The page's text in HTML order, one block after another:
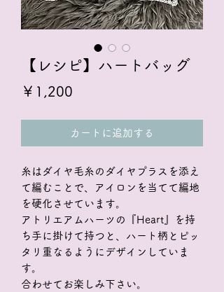
【レシピ】ハートバッグ
￥1,200
カートに追加する
糸はダイヤ毛糸のダイヤプラスを添え
て編むことで、アイロンを当てて編地
を硬化させています。
アトリエアムハーツの『Heart』を持
ち手に掛けて持つと、ハート柄とピッ
タリ重なるようにデザインしていま
す。
合わせてお楽しみ下さい。